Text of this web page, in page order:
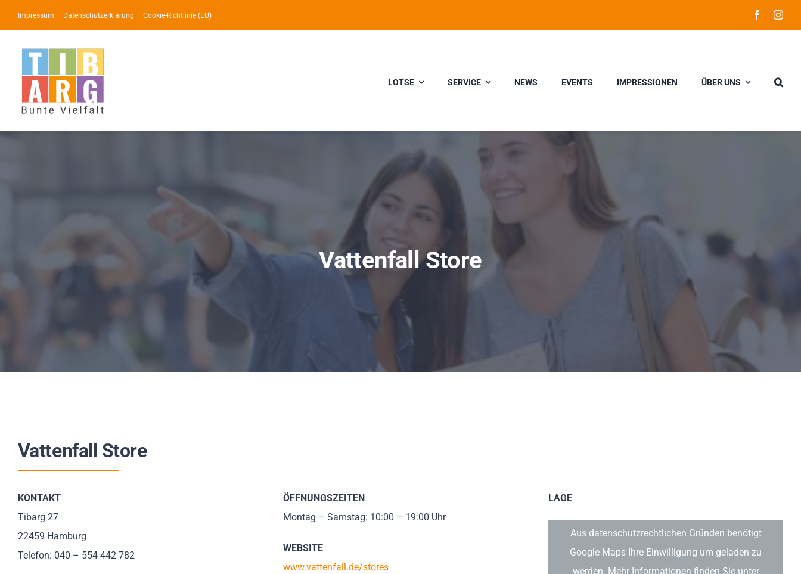
Inhalt
springen
Impressum Datenschutzerklärung Cookie-Richtlinie (EU)
LOTSE SERVICE NEWS EVENTS IMPRESSIONEN ÜBER UNS
Vattenfall Store
Vattenfall Store
KONTAKT
Tibarg 27
22459 Hamburg
Telefon: 040 – 554 442 782
ÖFFNUNGSZEITEN
Montag – Samstag: 10:00 – 19:00 Uhr
WEBSITE
www.vattenfall.de/stores
LAGE
Aus datenschutzrechtlichen Gründen benötigt
Google Maps Ihre Einwilligung um geladen zu
werden. Mehr Informationen finden Sie unter